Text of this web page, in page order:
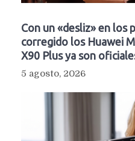
Con un «desliz» en los
corregido los Huawei
X90 Plus ya son
5 agosto, 2026